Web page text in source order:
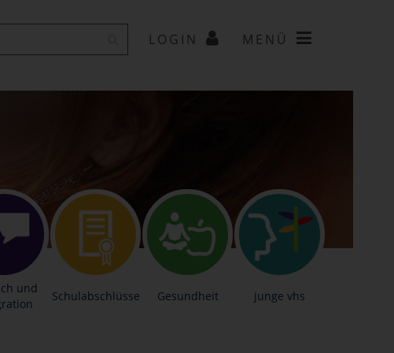
LOGIN MENÜ
und
Schulabschlüsse Gesundheit junge vhs